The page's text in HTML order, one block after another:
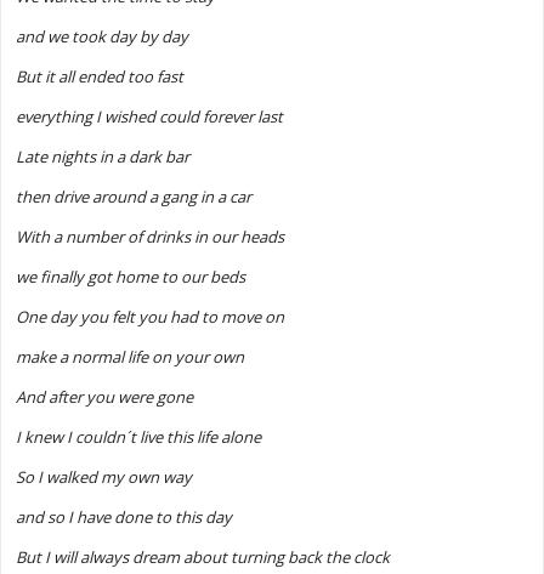
and we took day by day
But it all ended too fast
everything I wished could forever last
Late nights in a dark bar
then drive around a gang in a car
With a number of drinks in our heads
we finally got home to our beds
One day you felt you had to move on
make a normal life on your own
And after you were gone
I knew I couldn´t live this life alone
So I walked my own way
and so I have done to this day
But I will always dream about turning back the clock